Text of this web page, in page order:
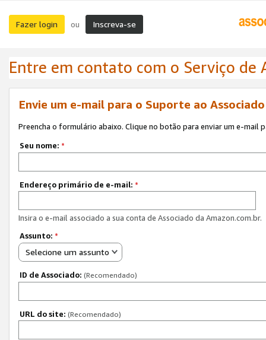
Fazer login ou Inscreva-se
Entre em contato com o Serviço de
Envie um e-mail para o Suporte ao
Preencha o formulário abaixo. Clique no botão para enviar um e-mail
Seu nome: *
Endereço primário de e-mail: *
Insira o e-mail associado a sua conta de Associado da Amazon.com.br.
Assunto: *
Selecione um assunto
ID de Associado: (Recomendado)
URL do site: (Recomendado)